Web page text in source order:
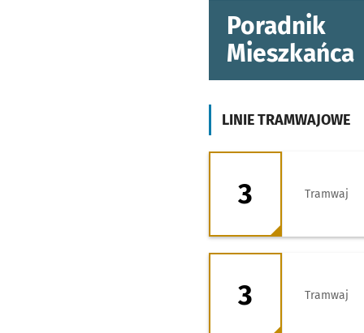
Poradnik
Mieszkańca
LINIE TRAMWAJOWE
3 - kierunek
3 Tramwaj
3 - kierunek
3 Tramwaj